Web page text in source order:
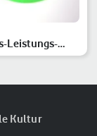
Leistungs-
Kultur